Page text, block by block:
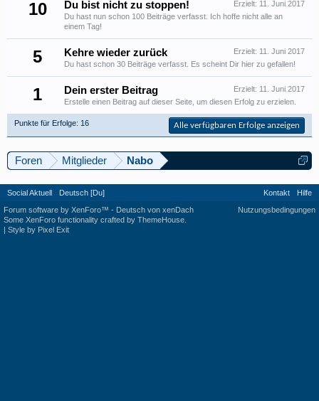
10
Erzielt: 11. Juni 2017
Du bist nicht zu stoppen!
Du hast nun schon 100 Beiträge verfasst. Ich hoffe nicht alle an
einem Tag!
5 Erzielt: 11. Juni 2017
Kehre wieder zurück
Du hast schon 30 Beiträge verfasst. Es scheint Dir hier zu gefallen!
1 Erzielt: 11. Juni 2017
Dein erster Beitrag
Erstelle einen Beitrag auf dieser Seite, um diesen Erfolg zu erzielen.
Punkte für Erfolge: 16 Alle verfügbaren Erfolge anzeigen
Foren Mitglieder Nabo
Social Aktuell Deutsch [Du] Kontakt
Hilfe
Nutzungsbedingungen
Forum software by XenForo™ - Deutsch von xenDach
Some XenForo functionality crafted by ThemeHouse
| Style by Pixel Exit